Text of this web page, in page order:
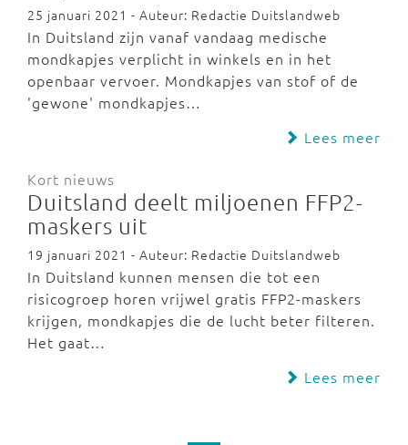
25 januari 2021 - Auteur: Redactie Duitslandweb
In Duitsland zijn vanaf vandaag medische
mondkapjes verplicht in winkels en in het
openbaar vervoer. Mondkapjes van stof of de
'gewone' mondkapjes…
Lees meer
Kort nieuws
Duitsland deelt miljoenen FFP2-
maskers uit
19 januari 2021 - Auteur: Redactie Duitslandweb
In Duitsland kunnen mensen die tot een
risicogroep horen vrijwel gratis FFP2-maskers
krijgen, mondkapjes die de lucht beter filteren.
Het gaat…
Lees meer